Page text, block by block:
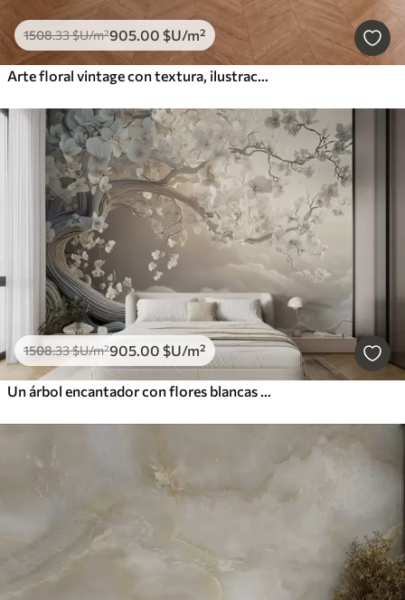
1508.33$U/m²905 .00 $U/m²
1508.33$U/m²905.00 $U/m²
Un árbol encantador con flores blancas contra el fondo de nubes en un estilo interesante en delicados colores cálidos